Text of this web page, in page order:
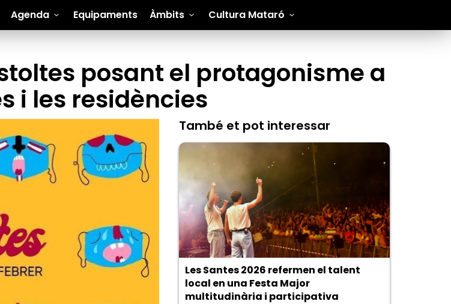
Agenda Equipaments Àmbits Cultura Mataró
posant el protagonisme a
i les residències
També et pot interessar
Les Santes 2026 refermen el talent
local en una Festa Major
multitudinària i participativa